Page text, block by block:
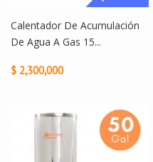
Calentador De Acumulación
De Agua A Gas 15...
$ 2,300,000